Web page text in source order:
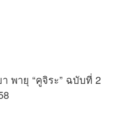
พายุ “คูจิระ” ฉบับที่ 2